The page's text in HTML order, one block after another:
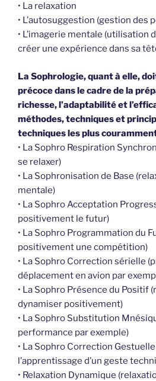
• La relaxation
• L’autosuggestion (gestion des
• L’imagerie mentale (utilisation
créer une expérience dans sa
La Sophrologie, quant à elle,
précoce dans le cadre de la
richesse, l’adaptabilité et
méthodes, techniques et
techniques les plus
• La Sophro Respiration
se relaxer)
• La Sophronisation de Base
mentale)
• La Sophro Acceptation
positivement le futur)
• La Sophro Programmation du
positivement une compétition)
• La Sophro Correction sérielle
déplacement en avion par
• La Sophro Présence du Positif
dynamiser positivement)
• La Sophro Substitution
performance par exemple)
• La Sophro Correction
l’apprentissage d’un geste
• Relaxation Dynamique